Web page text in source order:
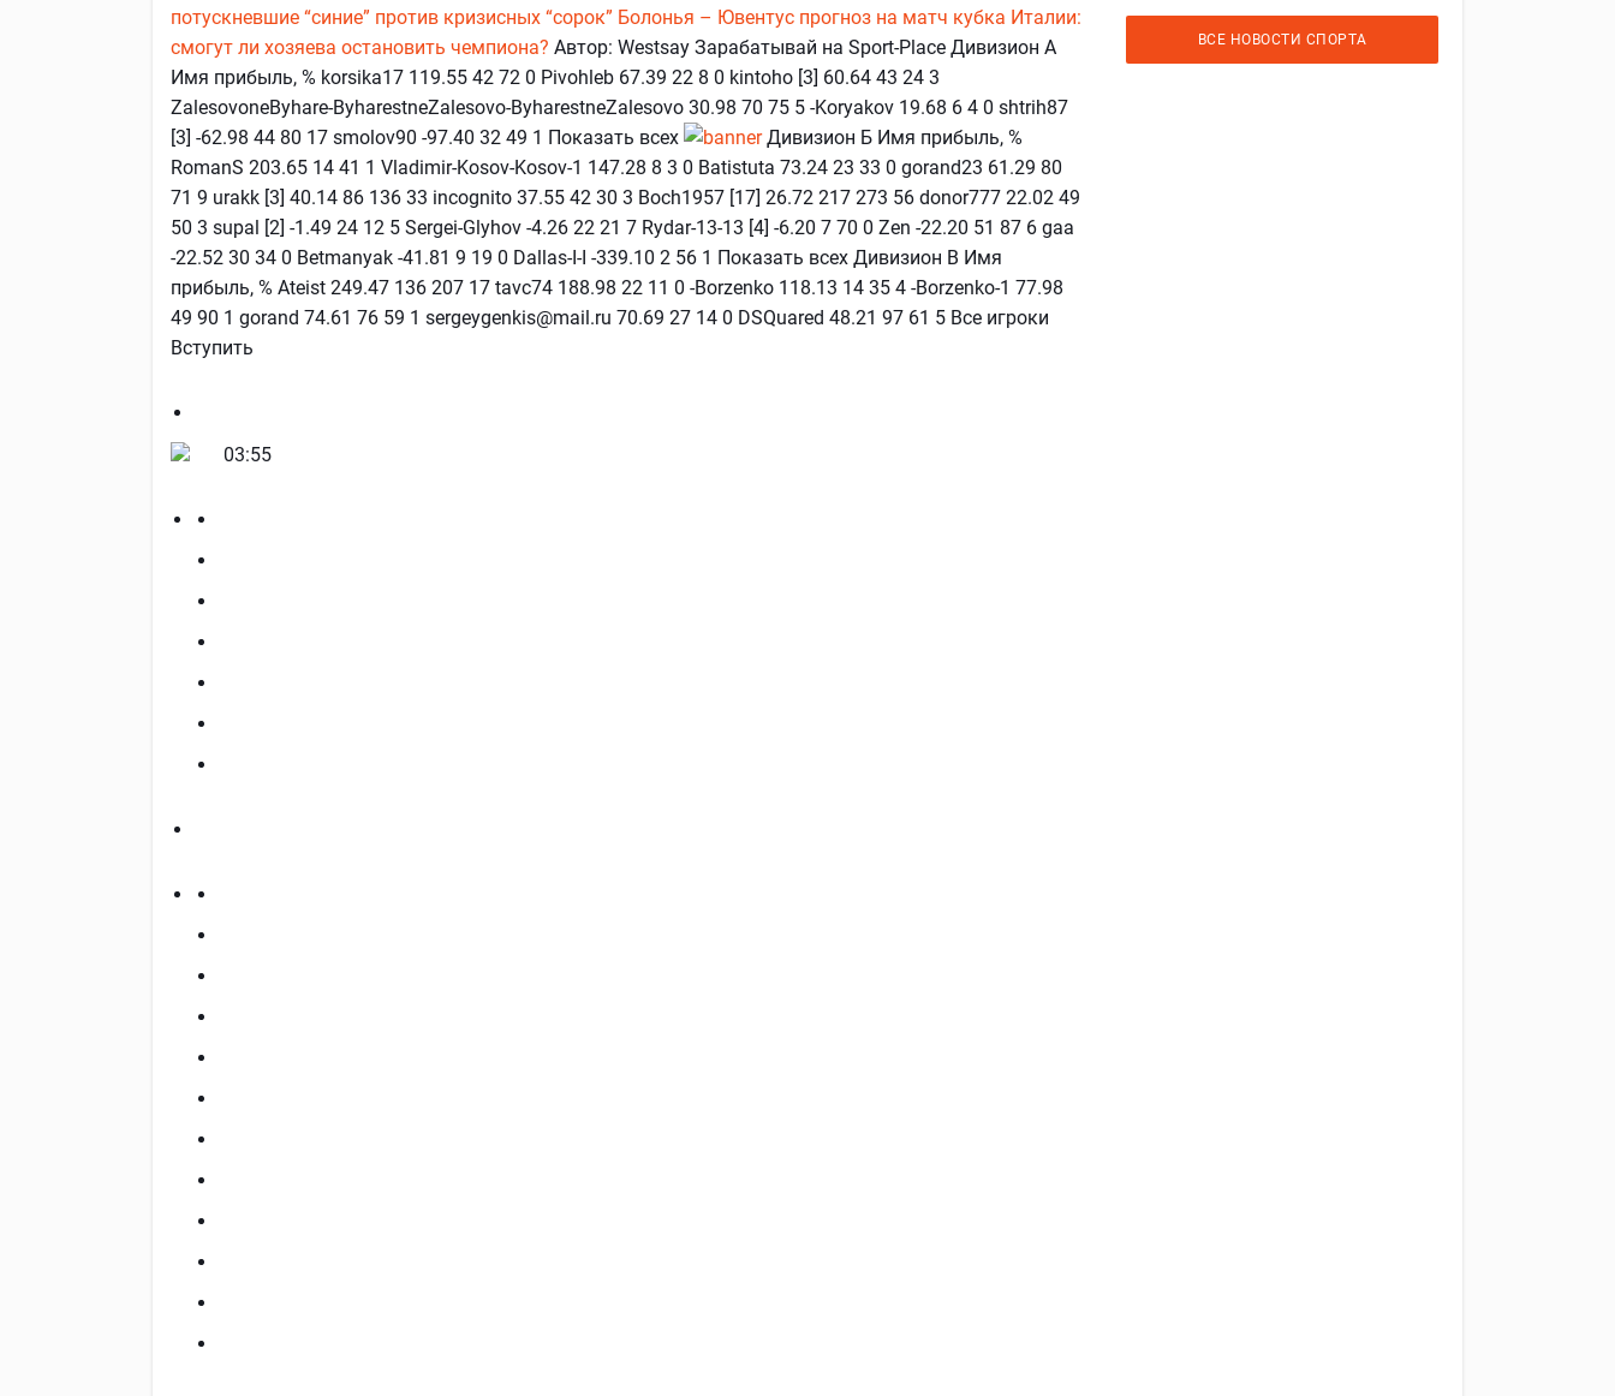
потускневшие “синие” против кризисных “сорок” Болонья – Ювентус прогноз на матч кубка Италии:
смогут ли хозяева остановить чемпиона? Автор: Westsay Зарабатывай на Sport-Place Дивизион А
Имя прибыль, % korsika17 119.55 42 72 0 Pivohleb 67.39 22 8 0 kintoho [3] 60.64 43 24 3
ZalesovoneByhare-ByharestneZalesovo-ByharestneZalesovo 30.98 70 75 5 -Koryakov 19.68 6 4 0 shtrih87
[3] -62.98 44 80 17 smolov90 -97.40 32 49 1 Показать всех
Дивизион Б Имя прибыль, %
RomanS 203.65 14 41 1 Vladimir-Kosov-Kosov-1 147.28 8 3 0 Batistuta 73.24 23 33 0 gorand23 61.29 80
71 9 urakk [3] 40.14 86 136 33 incognito 37.55 42 30 3 Boch1957 [17] 26.72 217 273 56 donor777 22.02 49
50 3 supal [2] -1.49 24 12 5 Sergei-Glyhov -4.26 22 21 7 Rydar-13-13 [4] -6.20 7 70 0 Zen -22.20 51 87 6 gaa
-22.52 30 34 0 Betmanyak -41.81 9 19 0 Dallas-I-I -339.10 2 56 1 Показать всех Дивизион В Имя
прибыль, % Ateist 249.47 136 207 17 tavc74 188.98 22 11 0 -Borzenko 118.13 14 35 4 -Borzenko-1 77.98
49 90 1 gorand 74.61 76 59 1 sergeygenkis@mail.ru 70.69 27 14 0 DSQuared 48.21 97 61 5 Все игроки
Вступить
03:55
ВСЕ НОВОСТИ СПОРТА